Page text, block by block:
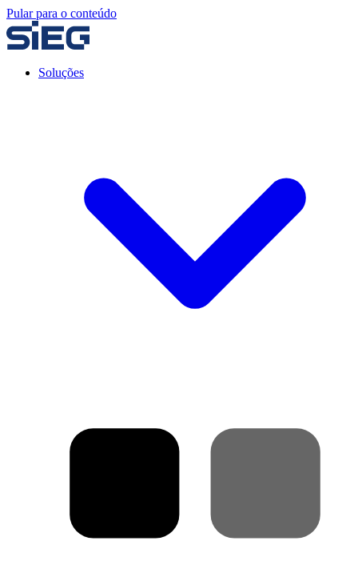
Pular para o conteúdo
Soluções